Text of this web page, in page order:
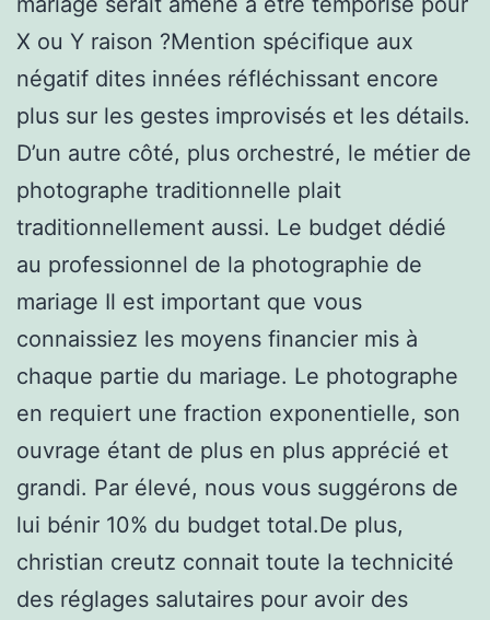
X ou Y raison ?Mention spécifique aux
négatif dites innées réfléchissant encore
plus sur les gestes improvisés et les détails.
D’un autre côté, plus orchestré, le métier de
photographe traditionnelle plait
traditionnellement aussi. Le budget dédié
au professionnel de la photographie de
mariage Il est important que vous
connaissiez les moyens financier mis à
chaque partie du mariage. Le photographe
en requiert une fraction exponentielle, son
ouvrage étant de plus en plus apprécié et
grandi. Par élevé, nous vous suggérons de
lui bénir 10% du budget total.De plus,
christian creutz connait toute la technicité
des réglages salutaires pour avoir des